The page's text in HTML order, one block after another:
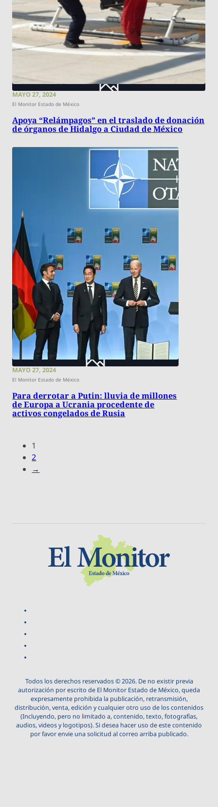
MAYO 27, 2024
El Monitor Estado de México
Apoya “Relámpagos” en el traslado de donación
de órganos de Hidalgo a Ciudad de México
MAYO 27, 2024
El Monitor Estado de México
Para derrotar a Putin: lluvia de millones
de Europa a Ucrania procedente de
activos congelados de Rusia
1
2
→
Todos los derechos reservados © 2026. De no existir previa
autorización por escrito de El Monitor Estado de México, queda
expresamente prohibida la publicación, retransmisión,
distribución, venta, edición y cualquier otro uso de los contenidos
(Incluyendo, pero no limitado a, contenido, texto, fotografías,
audios, videos y logotipos). Si desea hacer uso de este contenido
por favor envie una solicitud al correo arriba publicado.